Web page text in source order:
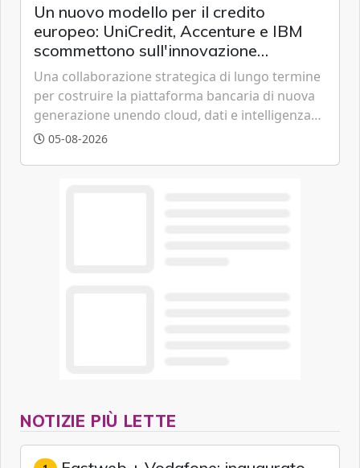
Un nuovo modello per il credito
europeo: UniCredit, Accenture e IBM
scommettono sull'innovazione
tecnologica
Una collaborazione strategica di lungo termine
per costruire la piattaforma bancaria di nuova
generazione unendo cloud, dati e intelligenza
artificiale.
05-08-2026
NOTIZIE PIÙ LETTE